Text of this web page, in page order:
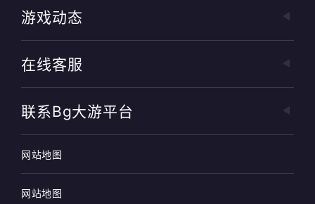
游戏动态
在线客服
联系bg大游平台
网站地图
网站地图